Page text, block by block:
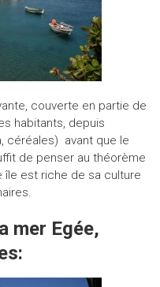
couverte en partie de
habitants, depuis
céréales) avant que le
de penser au théorème
île est riche de sa culture
mer Egée,